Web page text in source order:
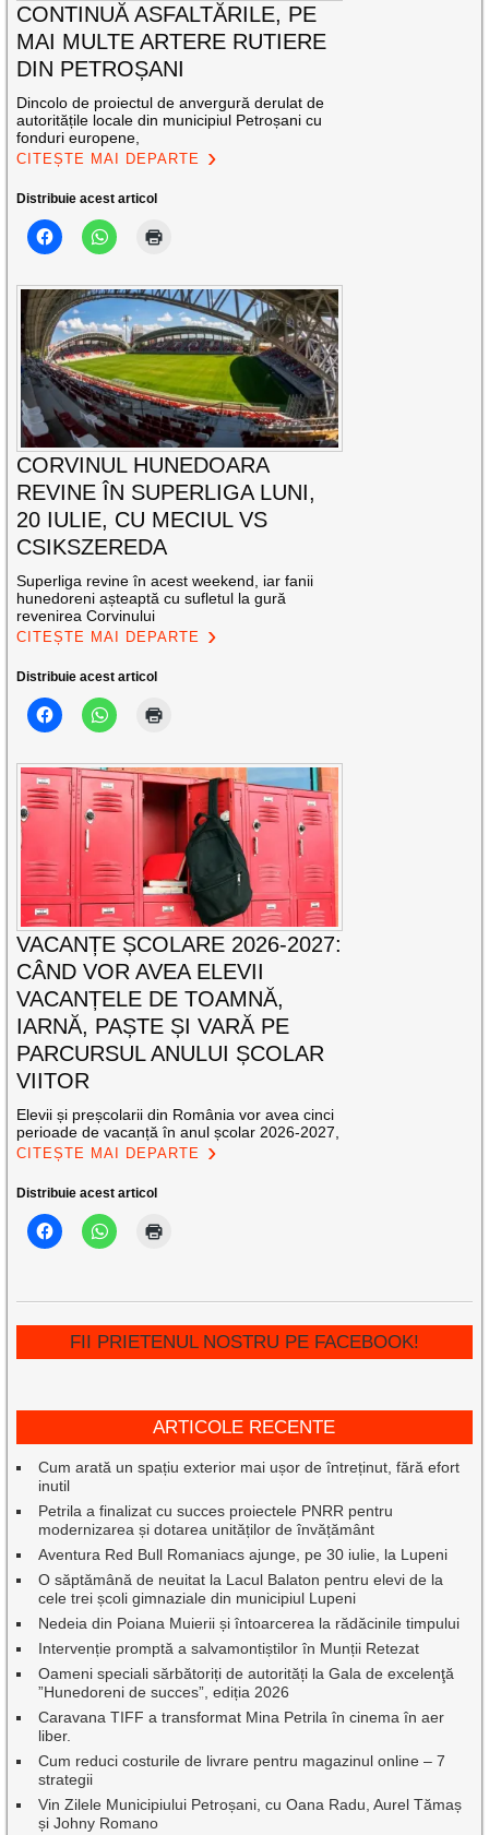
CONTINUĂ ASFALTĂRILE, PE
MAI MULTE ARTERE RUTIERE
DIN PETROȘANI
Dincolo de proiectul de anvergură derulat de
autoritățile locale din municipiul Petroșani cu
fonduri europene,
CITEȘTE MAI DEPARTE
Distribuie acest articol
CORVINUL HUNEDOARA
REVINE ÎN SUPERLIGA LUNI,
20 IULIE, CU MECIUL VS
CSIKSZEREDA
Superliga revine în acest weekend, iar fanii
hunedoreni așteaptă cu sufletul la gură
revenirea Corvinului
CITEȘTE MAI DEPARTE
Distribuie acest articol
VACANȚE ȘCOLARE 2026-2027:
CÂND VOR AVEA ELEVII
VACANȚELE DE TOAMNĂ,
IARNĂ, PAȘTE ȘI VARĂ PE
PARCURSUL ANULUI ȘCOLAR
VIITOR
Elevii și preșcolarii din România vor avea cinci
perioade de vacanță în anul școlar 2026-2027,
CITEȘTE MAI DEPARTE
Distribuie acest articol
FII PRIETENUL NOSTRU PE FACEBOOK!
ARTICOLE RECENTE
Cum arată un spațiu exterior mai ușor de întreținut, fără efort
inutil
Petrila a finalizat cu succes proiectele PNRR pentru
modernizarea și dotarea unităților de învățământ
Aventura Red Bull Romaniacs ajunge, pe 30 iulie, la Lupeni
O săptămână de neuitat la Lacul Balaton pentru elevi de la
cele trei școli gimnaziale din municipiul Lupeni
Nedeia din Poiana Muierii și întoarcerea la rădăcinile timpului
Intervenție promptă a salvamontiștilor în Munții Retezat
Oameni speciali sărbătoriți de autorități la Gala de excelenţă
”Hunedoreni de succes”, ediția 2026
Caravana TIFF a transformat Mina Petrila în cinema în aer
liber.
Cum reduci costurile de livrare pentru magazinul online – 7
strategii
Vin Zilele Municipiului Petroșani, cu Oana Radu, Aurel Tămaș
și Johny Romano